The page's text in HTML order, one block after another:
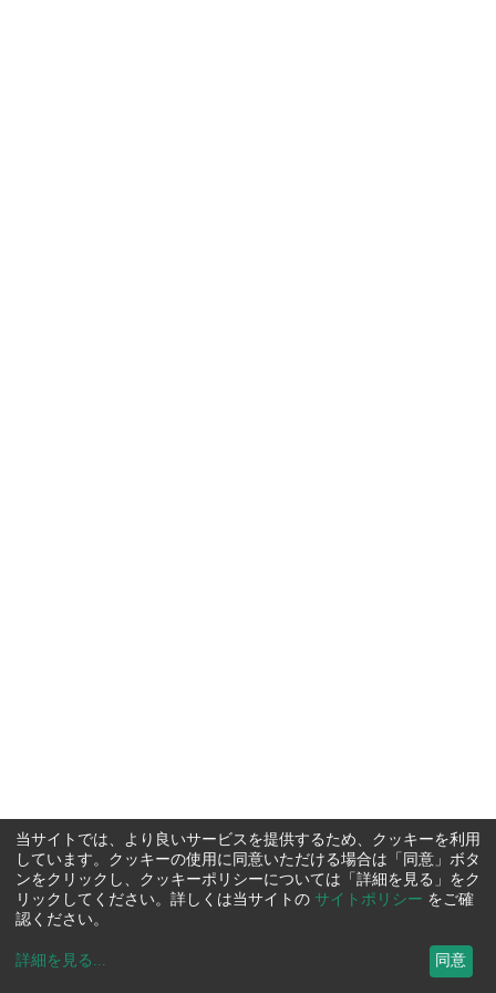
当サイトでは、より良いサービスを提供するため、クッキーを利用
しています。クッキーの使用に同意いただける場合は「同意」ボタ
ンをクリックし、クッキーポリシーについては「詳細を見る」をク
リックしてください。詳しくは当サイトの サイトポリシー をご確
認ください。
詳細を見る ... 同意